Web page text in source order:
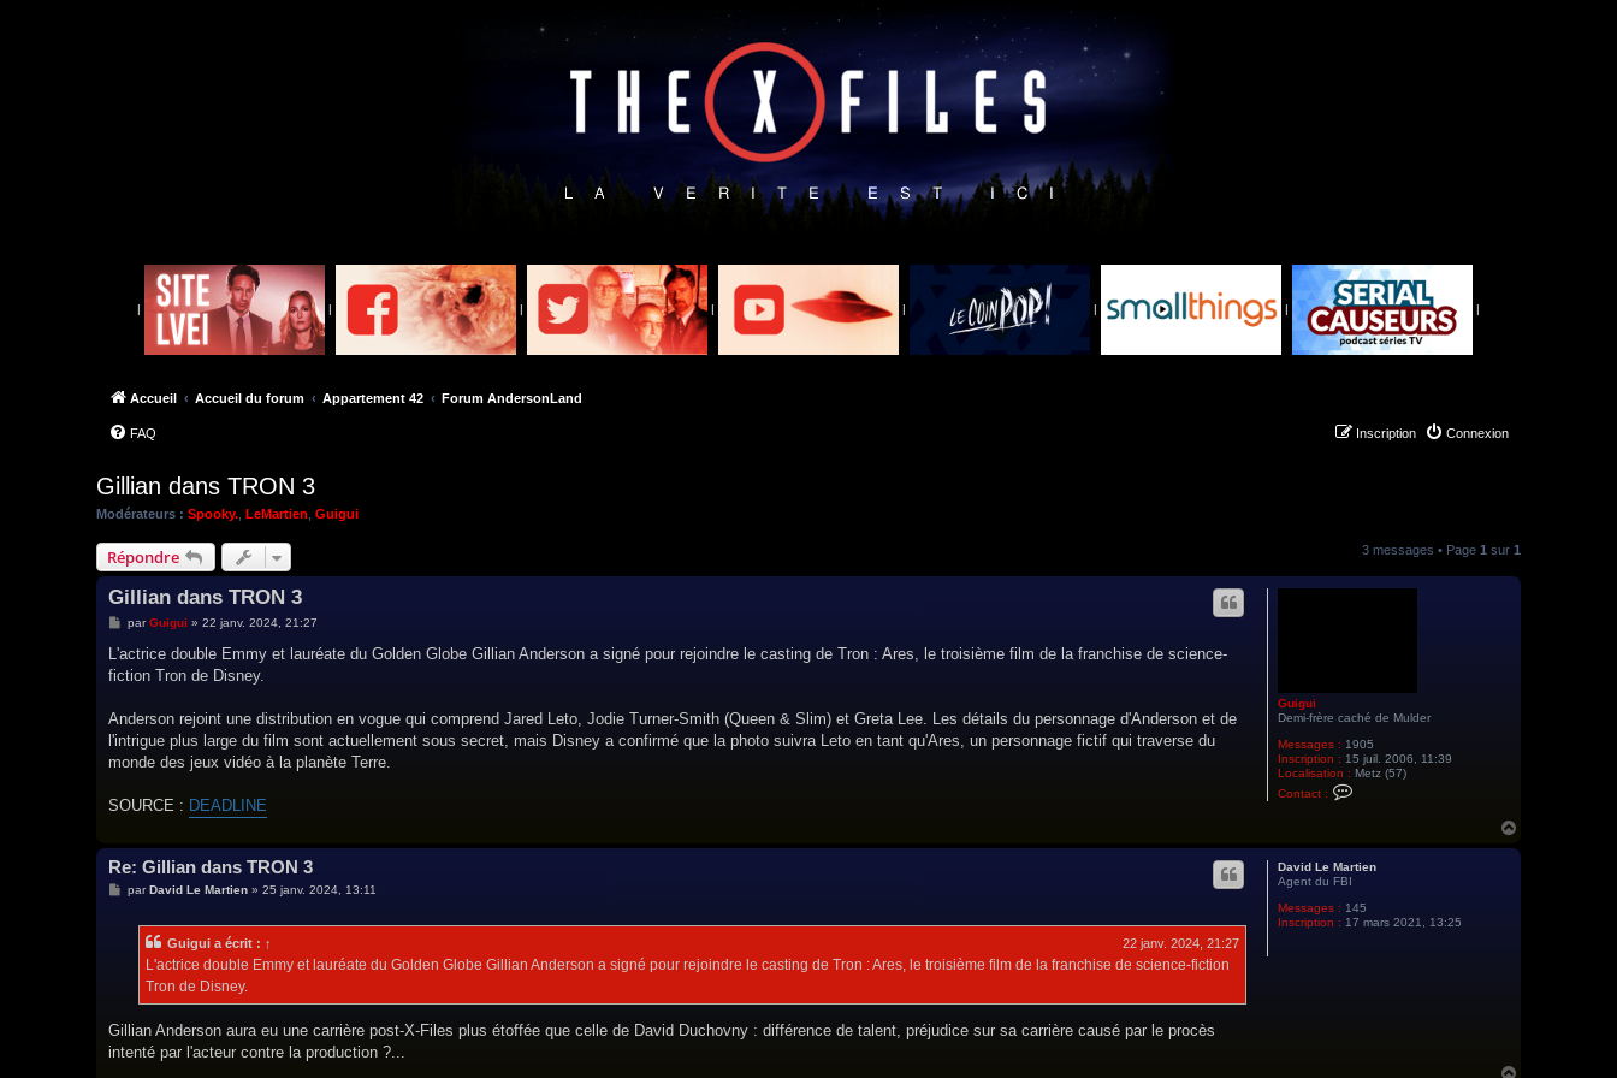
| | | | | | | |
Accueil Accueil du forum Appartement 42 Forum AndersonLand
FAQ Connexion
Inscription
Gillian dans TRON 3
Modérateurs : Spooky. LeMartien Guigui
Répondre 3 messages • Page 1 sur 1
Guigui
Demi-frère caché de Mulder
Messages : 1905
Inscription : 15 juil. 2006, 11:39
Localisation : Metz (57)
Contact :
t
r
G
u
Gillian dans TRON 3
M
s
a
parGuigui » 22 janv. 2024, 21:27
L'actrice double Emmy et lauréate du Golden Globe Gillian Anderson a signé pour rejoindre le casting de Tron : Ares, le troisième film de la franchise de science-
fiction Tron de Disney.
Anderson rejoint une distribution en vogue qui comprend Jared Leto, Jodie Turner-Smith (Queen & Slim) et Greta Lee. Les détails du personnage d'Anderson et de
l'intrigue plus large du film sont actuellement sous secret, mais Disney a confirmé que la photo suivra Leto en tant qu'Ares, un personnage fictif qui traverse du
monde des jeux vidéo à la planète Terre.
SOURCE : DEADLINE
u
David Le Martien
Agent du FBI
Messages : 145
Inscription : 17 mars 2021, 13:25
Re: Gillian dans TRON 3
MparDavid Le Martien» 25 janv. 2024, 13:11
Guigui a écrit : ↑ 22 janv. 2024, 21:27
L'actrice double Emmy et lauréate du Golden Globe Gillian Anderson a signé pour rejoindre le casting de Tron : Ares, le troisième film de la franchise de science-fiction
Tron de Disney.
Gillian Anderson aura eu une carrière post-X-Files plus étoffée que celle de David Duchovny : différence de talent, préjudice sur sa carrière causé par le procès
intenté par l'acteur contre la production ?...